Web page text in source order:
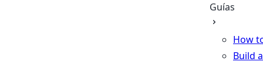
Guías
How
Build